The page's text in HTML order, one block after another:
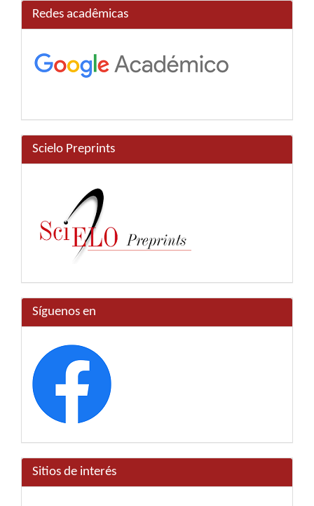
Redes acadêmicas
Scielo Preprints
Síguenos en
Sitios de interés